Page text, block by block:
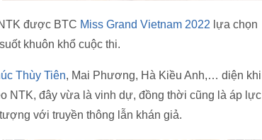
được BTC Miss Grand Vietnam 2022 lựa chọn
khuôn khổ cuộc thi.
Thùy Tiên, Mai Phương, Hà Kiều Anh,… diện khi
NTK, đây vừa là vinh dự, đồng thời cũng là áp lực
với truyền thông lẫn khán giả.